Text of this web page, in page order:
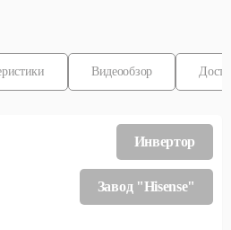
Видеообзор
Инвертор
Завод "Hisense"